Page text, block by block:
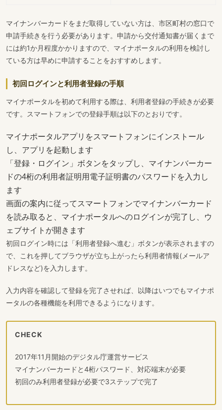
マイナンバーカードをまだ取得していない方は、市区町村の窓口で
申請手続きを行う必要があります。申請から交付通知書が届くまで
には約1か月程度かかりますので、マイナポータルの利用を検討し
ている方は早めに申請することをおすすめします。
初回ログインと利用者登録の手順
マイナポータルを初めて利用する際は、利用者登録の手続きが必要
です。スマートフォンでの登録手順は以下のとおりです。
マイナポータルアプリをスマートフォンにインストール
し、アプリを起動します
「登録・ログイン」ボタンをタップし、マイナンバーカー
ドの4桁の利用者証明用電子証明書のパスワードを入力し
ます
画面の案内に従ってスマートフォンでマイナンバーカード
を読み取ると、マイナポータルへのログインが完了し、ウ
ェブサイトが開きます
初回ログイン時には「利用者登録へ進む」ボタンが表示されますの
で、これを押してブラウザが立ち上がったら利用者情報(メールア
ドレスなど)を入力します。
入力内容を確認して登録を完了させれば、以降はいつでもマイナポ
ータルの各種機能を利用できるようになります。
CHECK
2017年11月開始のデジタル庁運営サービス
マイナンバーカードと4桁パスワード、対応端末が必要
初回のみ利用者登録が必要で3ステップで完了